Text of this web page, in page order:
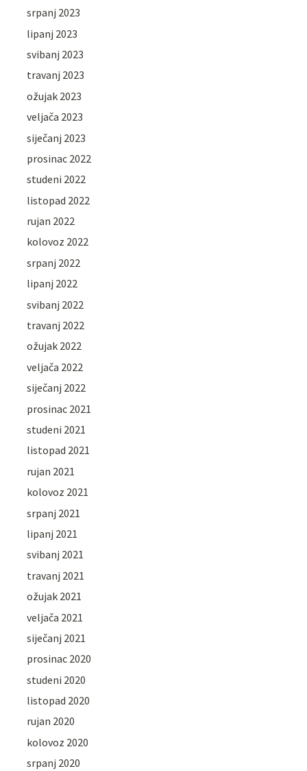
srpanj 2023
lipanj 2023
svibanj 2023
travanj 2023
ožujak 2023
veljača 2023
siječanj 2023
prosinac 2022
studeni 2022
listopad 2022
rujan 2022
kolovoz 2022
srpanj 2022
lipanj 2022
svibanj 2022
travanj 2022
ožujak 2022
veljača 2022
siječanj 2022
prosinac 2021
studeni 2021
listopad 2021
rujan 2021
kolovoz 2021
srpanj 2021
lipanj 2021
svibanj 2021
travanj 2021
ožujak 2021
veljača 2021
siječanj 2021
prosinac 2020
studeni 2020
listopad 2020
rujan 2020
kolovoz 2020
srpanj 2020